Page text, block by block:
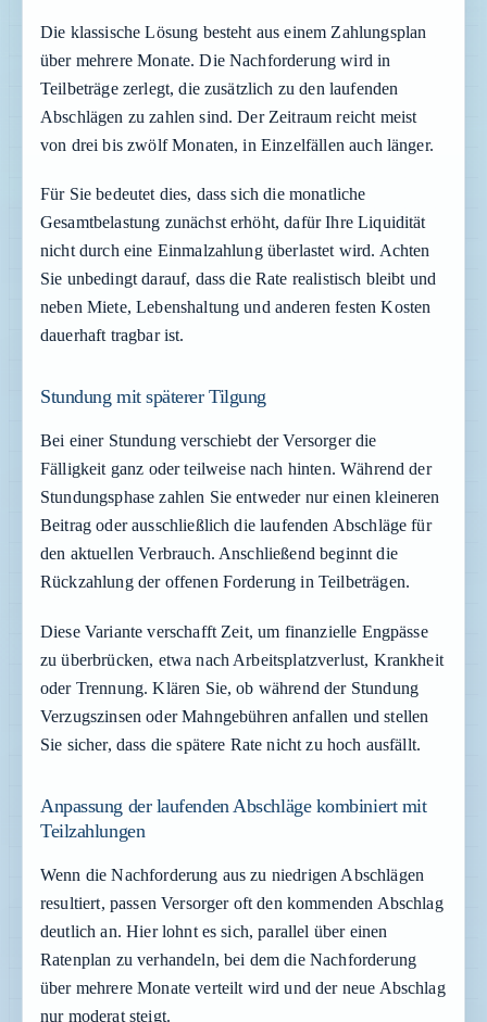
Die klassische Lösung besteht aus einem Zahlungsplan
über mehrere Monate. Die Nachforderung wird in
Teilbeträge zerlegt, die zusätzlich zu den laufenden
Abschlägen zu zahlen sind. Der Zeitraum reicht meist
von drei bis zwölf Monaten, in Einzelfällen auch länger.
Für Sie bedeutet dies, dass sich die monatliche
Gesamtbelastung zunächst erhöht, dafür Ihre Liquidität
nicht durch eine Einmalzahlung überlastet wird. Achten
Sie unbedingt darauf, dass die Rate realistisch bleibt und
neben Miete, Lebenshaltung und anderen festen Kosten
dauerhaft tragbar ist.
Stundung mit späterer Tilgung
Bei einer Stundung verschiebt der Versorger die
Fälligkeit ganz oder teilweise nach hinten. Während der
Stundungsphase zahlen Sie entweder nur einen kleineren
Beitrag oder ausschließlich die laufenden Abschläge für
den aktuellen Verbrauch. Anschließend beginnt die
Rückzahlung der offenen Forderung in Teilbeträgen.
Diese Variante verschafft Zeit, um finanzielle Engpässe
zu überbrücken, etwa nach Arbeitsplatzverlust, Krankheit
oder Trennung. Klären Sie, ob während der Stundung
Verzugszinsen oder Mahngebühren anfallen und stellen
Sie sicher, dass die spätere Rate nicht zu hoch ausfällt.
Anpassung der laufenden Abschläge kombiniert mit
Teilzahlungen
Wenn die Nachforderung aus zu niedrigen Abschlägen
resultiert, passen Versorger oft den kommenden Abschlag
deutlich an. Hier lohnt es sich, parallel über einen
Ratenplan zu verhandeln, bei dem die Nachforderung
über mehrere Monate verteilt wird und der neue Abschlag
nur moderat steigt.